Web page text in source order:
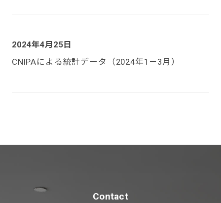
2024年4月25日
CNIPAによる統計データ（2024年1－3月）
Contact